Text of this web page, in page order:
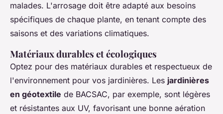
malades. L'arrosage doit être adapté aux besoins
spécifiques de chaque plante, en tenant compte des
saisons et des variations climatiques.
Matériaux durables et écologiques
Optez pour des matériaux durables et respectueux de
l'environnement pour vos jardinières. Les jardinières
en géotextile de BACSAC, par exemple, sont légères
et résistantes aux UV, favorisant une bonne aération